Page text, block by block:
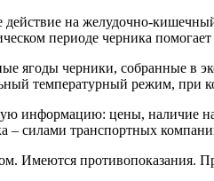
на желудочно-
периоде черника
ягоды черники, собранные в
температурный режим, при
информацию: цены, наличие
– силами транспортных
Имеются противопоказания.